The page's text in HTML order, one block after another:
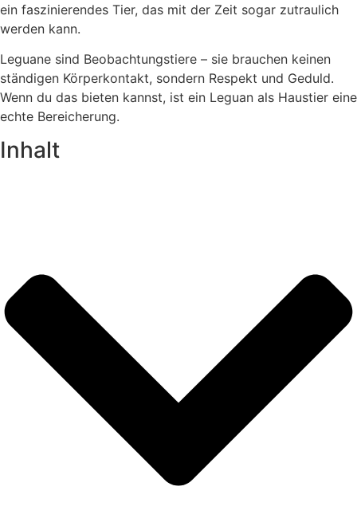
ein faszinierendes Tier, das mit der Zeit sogar zutraulich
werden kann.
Leguane sind Beobachtungstiere – sie brauchen keinen
ständigen Körperkontakt, sondern Respekt und Geduld.
Wenn du das bieten kannst, ist ein Leguan als Haustier eine
echte Bereicherung.
Inhalt